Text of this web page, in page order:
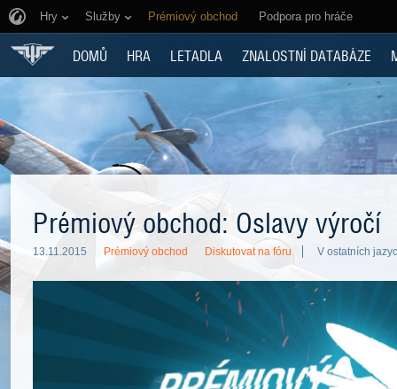
Hry Služby Prémiový obchod Podpora pro hráče
DOMŮ HRA LETADLA ZNALOSTNÍ DATABÁZE
Prémiový obchod: Oslavy výročí
13.11.2015 Prémiový obchod Diskutovat na fóru V ostatních